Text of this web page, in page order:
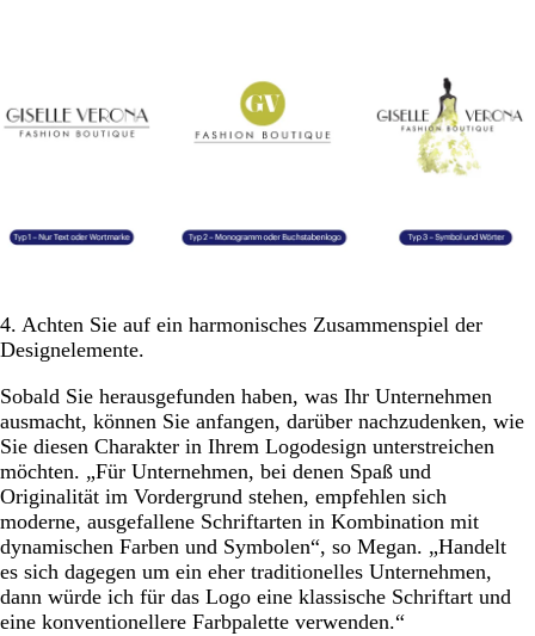
4. Achten Sie auf ein harmonisches Zusammenspiel der
Designelemente.
Sobald Sie herausgefunden haben, was Ihr Unternehmen
ausmacht, können Sie anfangen, darüber nachzudenken, wie
Sie diesen Charakter in Ihrem Logodesign unterstreichen
möchten. „Für Unternehmen, bei denen Spaß und
Originalität im Vordergrund stehen, empfehlen sich
moderne, ausgefallene Schriftarten in Kombination mit
dynamischen Farben und Symbolen“, so Megan. „Handelt
es sich dagegen um ein eher traditionelles Unternehmen,
dann würde ich für das Logo eine klassische Schriftart und
eine konventionellere Farbpalette verwenden.“